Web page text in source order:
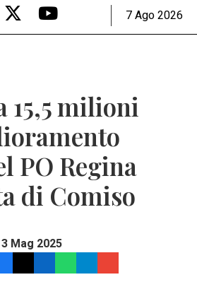
7 Ago 2026
15,5 milioni
PO Regina
di Comiso
Mag 2025